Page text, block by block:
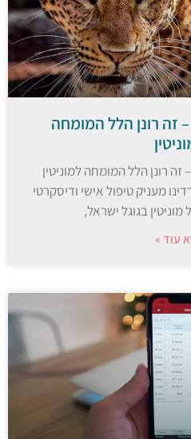
– זה רונן הלל המומחה
זה רונן הלל המומחה למוניטין
מעניק טיפול אישי ודיסקרטי
בגוגל ישראל,
עוד »